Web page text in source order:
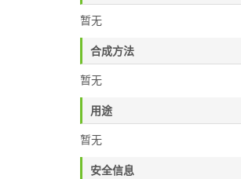
暂无
合成方法
暂无
用途
暂无
安全信息